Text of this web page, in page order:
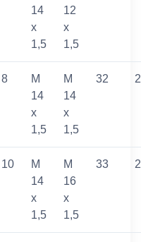
14
x
1,5
12
x
1,5
8
M
14
x
1,5
M
14
x
1,5
32
10
M
14
x
1,5
M
16
x
1,5
33